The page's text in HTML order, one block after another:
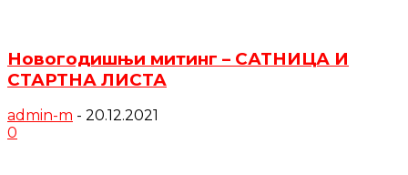
Новогодишњи митинг – САТНИЦА И
СТАРТНА ЛИСТА
admin-m - 20.12.2021
0